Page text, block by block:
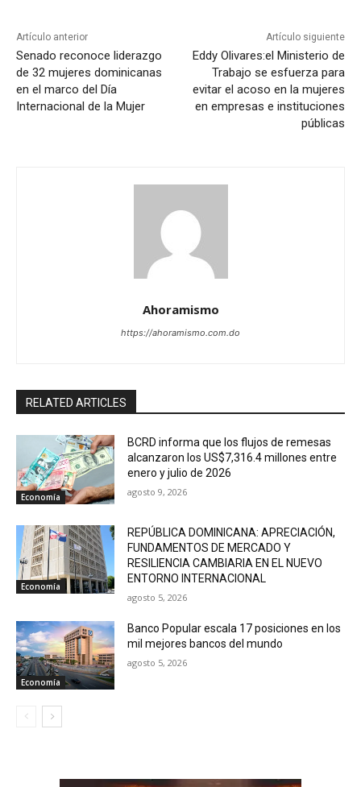
Artículo anterior
Senado reconoce liderazgo
de 32 mujeres dominicanas
en el marco del Día
Internacional de la Mujer
Artículo siguiente
Eddy Olivares:el Ministerio de
Trabajo se esfuerza para
evitar el acoso en la mujeres
en empresas e instituciones
públicas
Ahoramismo
https://ahoramismo.com.do
RELATED ARTICLES
Economía
BCRD informa que los flujos de remesas
alcanzaron los US$7,316.4 millones entre
enero y julio de 2026
agosto 9, 2026
Economía
REPÚBLICA DOMINICANA: APRECIACIÓN,
FUNDAMENTOS DE MERCADO Y
RESILIENCIA CAMBIARIA EN EL NUEVO
ENTORNO INTERNACIONAL
agosto 5, 2026
Economía
Banco Popular escala 17 posiciones en los
mil mejores bancos del mundo
agosto 5, 2026